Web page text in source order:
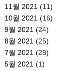
11월 2021(11)
10월 2021(16)
9월 2021(24)
8월 2021(25)
7월 2021(28)
5월 2021(1)